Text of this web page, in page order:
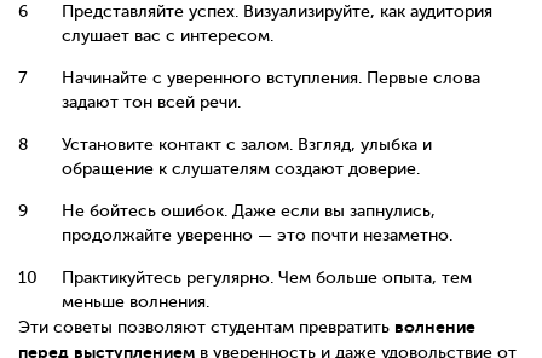
Представляйте успех. Визуализируйте, как аудитория
слушает вас с интересом.
Начинайте с уверенного вступления. Первые слова
задают тон всей речи.
Установите контакт с залом. Взгляд, улыбка и
обращение к слушателям создают доверие.
Не бойтесь ошибок. Даже если вы запнулись,
продолжайте уверенно — это почти незаметно.
Практикуйтесь регулярно. Чем больше опыта, тем
меньше волнения.
Эти советы позволяют студентам превратить волнение
перед выступлением в уверенность и даже удовольствие от